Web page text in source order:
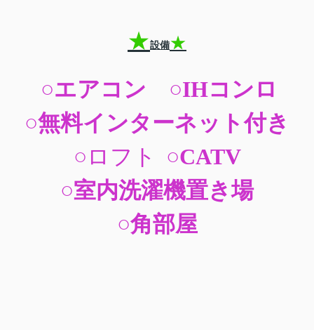
★設備★
○エアコン ○IHコンロ
○無料インターネット付き
○ロフト
○CATV
○室内洗濯機置き場
○角部屋